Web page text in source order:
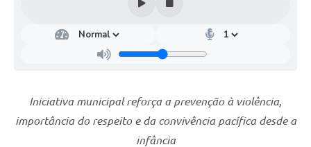
Iniciativa municipal reforça a prevenção à violência,
importância do respeito e da convivência pacífica desde a
infância